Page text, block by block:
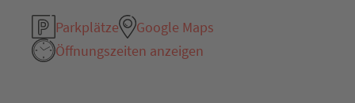
Parkplätze
Google Maps
Öffnungszeiten anzeigen